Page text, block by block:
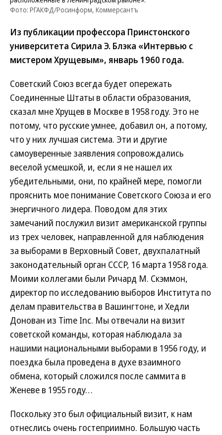
Фото: РГАКФД/Росинформ, Коммерсантъ
Из публикации профессора Принстонского
университета Сирила Э. Блэка «Интервью с
мистером Хрущевым», январь 1960 года.
Советский Союз всегда будет опережать
Соединенные Штаты в области образования,
сказал мне Хрущев в Москве в 1958 году. Это не
потому, что русские умнее, добавил он, а потому,
что у них лучшая система. Эти и другие
самоуверенные заявления сопровождались
веселой усмешкой, и, если я не нашел их
убедительными, они, по крайней мере, помогли
прояснить мое понимание Советского Союза и его
энергичного лидера. Поводом для этих
замечаний послужил визит американской группы
из трех человек, направленной для наблюдения
за выборами в Верховный Совет, двухпалатный
законодательный орган СССР, 16 марта 1958 года.
Моими коллегами были Ричард М. Скэммон,
директор по исследованию выборов Института по
делам правительства в Вашингтоне, и Хедли
Донован из Time Inc. Мы отвечали на визит
советской команды, которая наблюдала за
нашими национальными выборами в 1956 году, и
поездка была проведена в духе взаимного
обмена, который сложился после саммита в
Женеве в 1955 году…
Поскольку это был официальный визит, к нам
отнеслись очень гостеприимно. Большую часть